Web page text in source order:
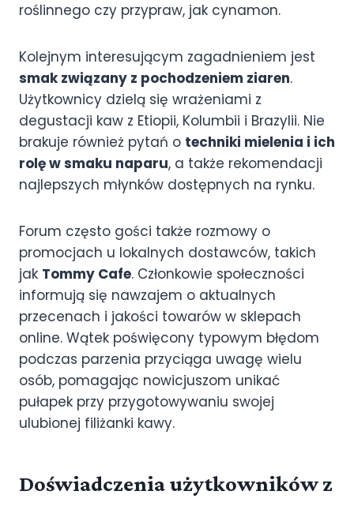
roślinnego czy przypraw, jak cynamon.
Kolejnym interesującym zagadnieniem jest
smak związany z pochodzeniem ziaren.
Użytkownicy dzielą się wrażeniami z
degustacji kaw z Etiopii, Kolumbii i Brazylii. Nie
brakuje również pytań o techniki mielenia i ich
rolę w smaku naparu, a także rekomendacji
najlepszych młynków dostępnych na rynku.
Forum często gości także rozmowy o
promocjach u lokalnych dostawców, takich
jak Tommy Cafe. Członkowie społeczności
informują się nawzajem o aktualnych
przecenach i jakości towarów w sklepach
online. Wątek poświęcony typowym błędom
podczas parzenia przyciąga uwagę wielu
osób, pomagając nowicjuszom unikać
pułapek przy przygotowywaniu swojej
ulubionej filiżanki kawy.
Doświadczenia użytkowników z